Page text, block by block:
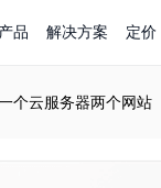
产品 解决方案 定价
个云服务器两个网站